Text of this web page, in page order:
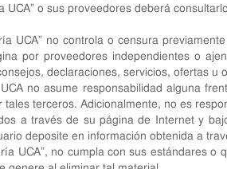
UCA” o sus proveedores deberá
UCA” no controla o censura
por proveedores independientes o
declaraciones, servicios, ofertas
no asume responsabilidad alguna
terceros. Adicionalmente, no es
a través de su página de Internet y
deposite en información obtenida a
UCA”, no cumpla con sus estándares